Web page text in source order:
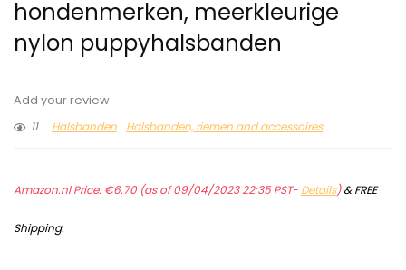
hondenmerken, meerkleurige
nylon puppyhalsbanden
Add your review
11
Halsbanden Halsbanden, riemen and accessoires
Amazon.nl Price:€6.70(as of 09/04/2023 22:35 PST- Details)&FREE
Shipping.